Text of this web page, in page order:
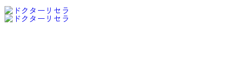
Dr.Recella Academy
について